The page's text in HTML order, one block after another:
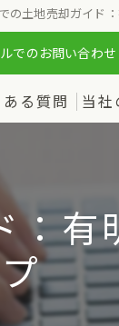
の土地売却ガイド
でのお問い合わせ
る質問 当社
土地
新築
：有